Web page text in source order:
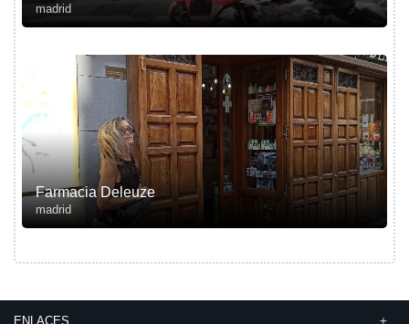
madrid
Farmacia Deleuze
madrid
ENLACES